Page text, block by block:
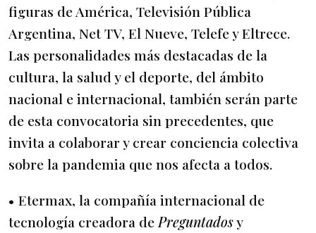
figuras de América, Televisión Pública
Argentina, Net TV, El Nueve, Telefe y Eltrece.
Las personalidades más destacadas de la
cultura, la salud y el deporte, del ámbito
nacional e internacional, también serán parte
de esta convocatoria sin precedentes, que
invita a colaborar y crear conciencia colectiva
sobre la pandemia que nos afecta a todos.
• Etermax, la compañía internacional de
tecnología creadora de Preguntadosy